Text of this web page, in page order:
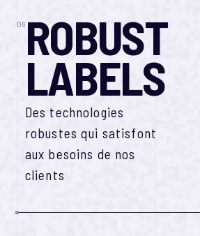
06ROBUST
LABELS
Des technologies
robustes qui satisfont
aux besoins de nos
clients